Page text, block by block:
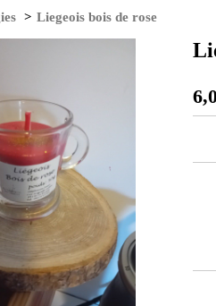
Liegeois bois de rose